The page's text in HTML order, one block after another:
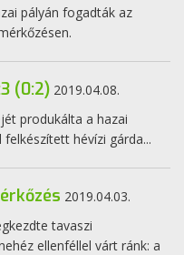
pályán fogadták az
(0:2) 2019.04.08.
produkálta a hazai
hévízi gárda...
2019.04.03.
tavaszi
ellenféllel várt ránk: a